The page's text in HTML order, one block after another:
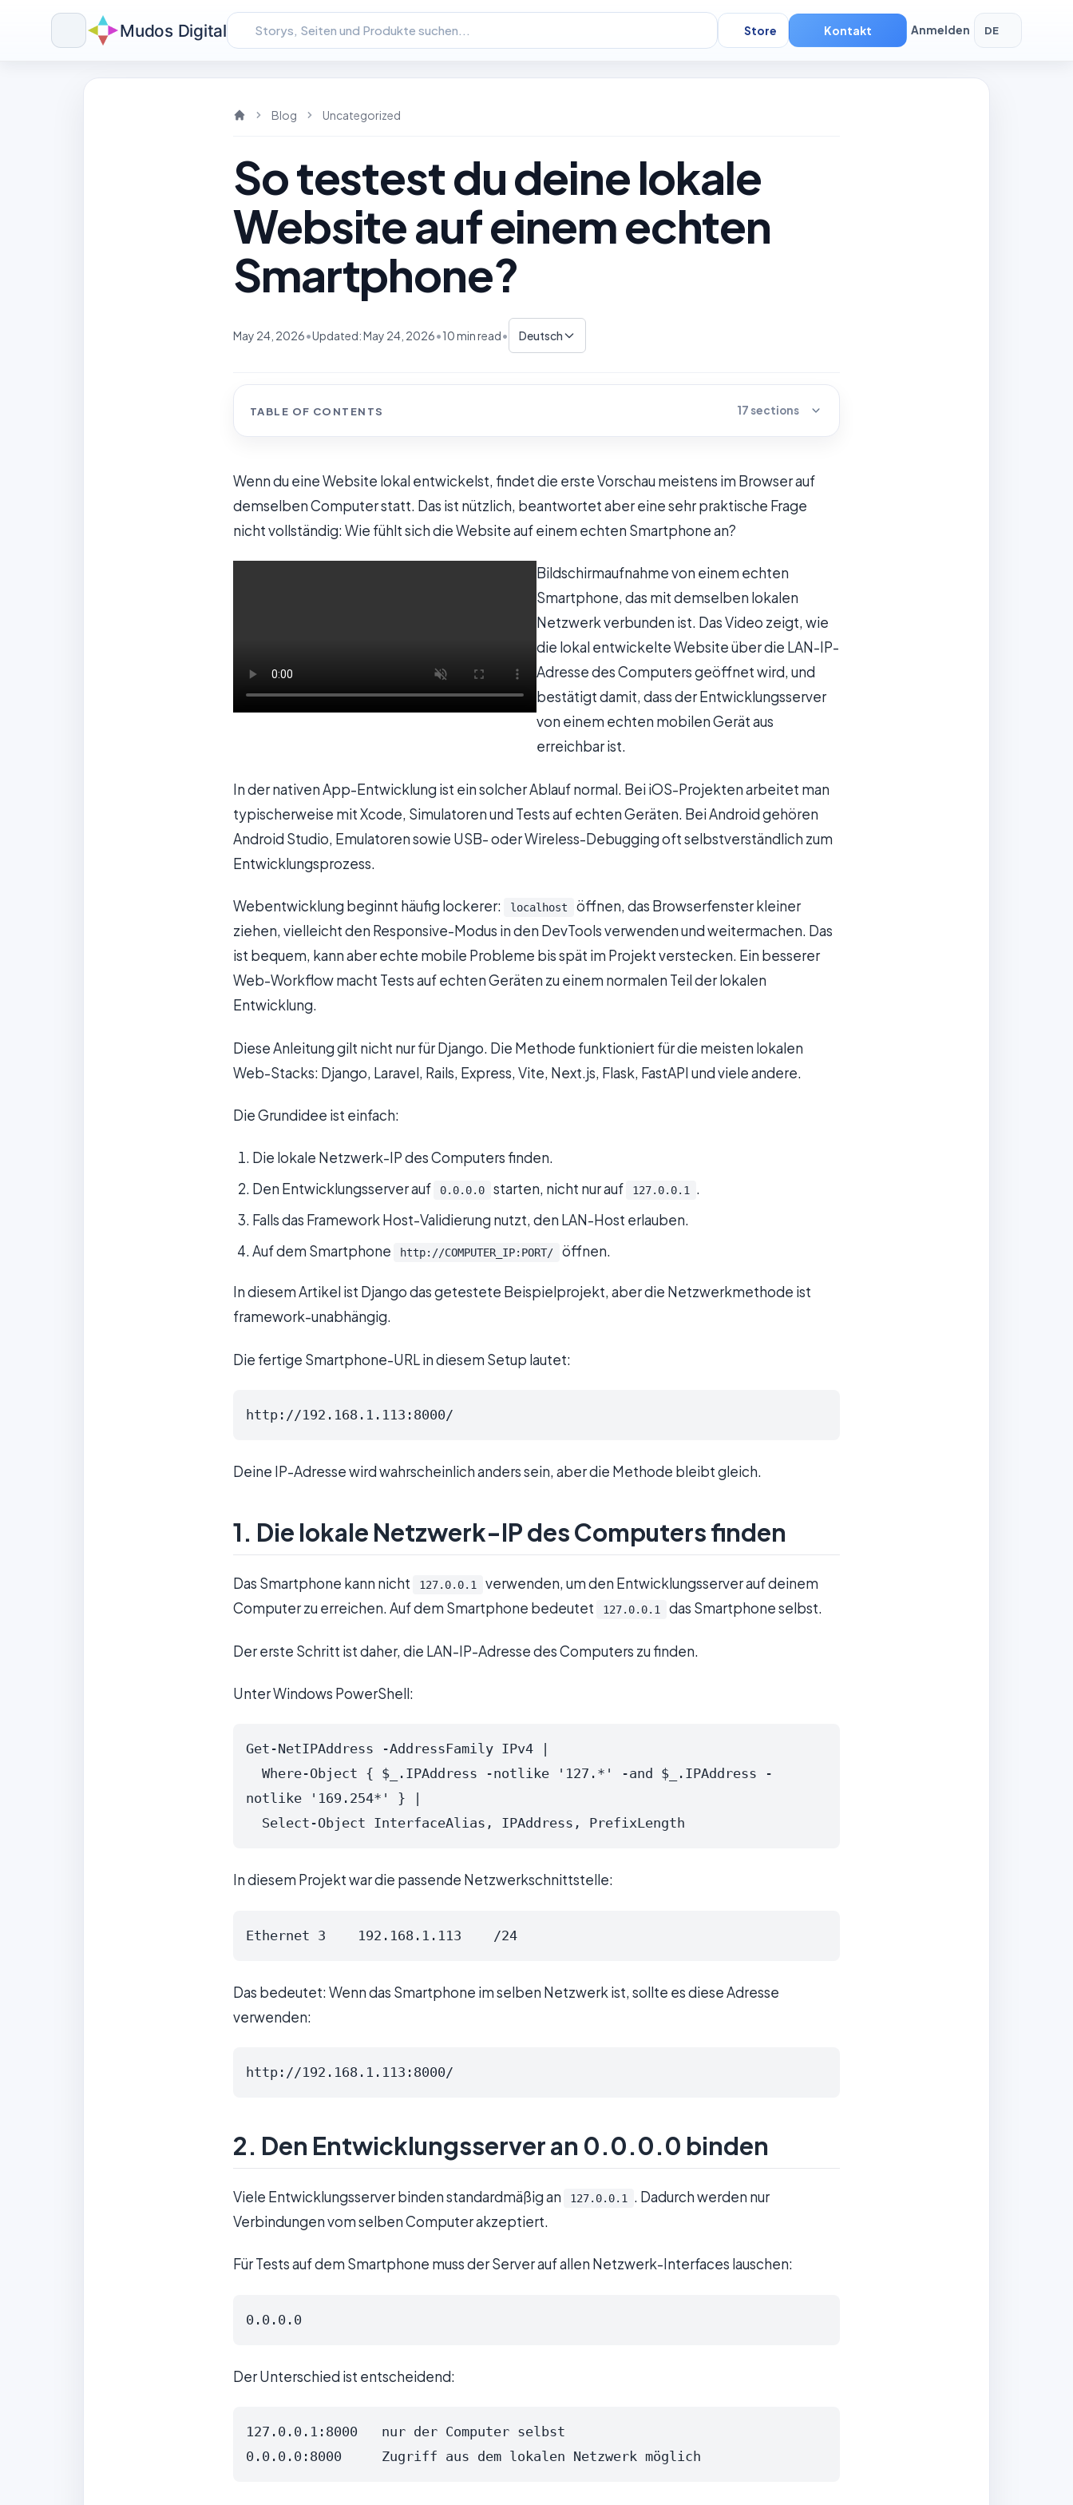
Mudos Digital Store Kontakt Anmelden DE
Blog Uncategorized
So testest du deine lokale
Website auf einem echten
Smartphone?
May 24, 2026•Updated: May 24, 2026•10 min read• Deutsch
TABLE OF CONTENTS 17 sections
Wenn du eine Website lokal entwickelst, findet die erste Vorschau meistens im Browser auf
demselben Computer statt. Das ist nützlich, beantwortet aber eine sehr praktische Frage
nicht vollständig: Wie fühlt sich die Website auf einem echten Smartphone an?
Bildschirmaufnahme von einem echten
Smartphone, das mit demselben lokalen
Netzwerk verbunden ist. Das Video zeigt, wie
die lokal entwickelte Website über die LAN-IP-
Adresse des Computers geöffnet wird, und
bestätigt damit, dass der Entwicklungsserver
von einem echten mobilen Gerät aus
erreichbar ist.
In der nativen App-Entwicklung ist ein solcher Ablauf normal. Bei iOS-Projekten arbeitet man
typischerweise mit Xcode, Simulatoren und Tests auf echten Geräten. Bei Android gehören
Android Studio, Emulatoren sowie USB- oder Wireless-Debugging oft selbstverständlich zum
Entwicklungsprozess.
Webentwicklung beginnt häufig lockerer: localhost
öffnen, das Browserfenster kleiner
ziehen, vielleicht den Responsive-Modus in den DevTools verwenden und weitermachen. Das
ist bequem, kann aber echte mobile Probleme bis spät im Projekt verstecken. Ein besserer
Web-Workflow macht Tests auf echten Geräten zu einem normalen Teil der lokalen
Entwicklung.
Diese Anleitung gilt nicht nur für Django. Die Methode funktioniert für die meisten lokalen
Web-Stacks: Django, Laravel, Rails, Express, Vite, Next.js, Flask, FastAPI und viele andere.
Die Grundidee ist einfach:
Die lokale Netzwerk-IP des Computers finden.
Den Entwicklungsserver auf
0.0.0.0 starten, nicht nur auf 127.0.0.1 .
Falls das Framework Host-Validierung nutzt, den LAN-Host erlauben.
Auf dem Smartphone
http://COMPUTER_IP:PORT/ öffnen.
In diesem Artikel ist Django das getestete Beispielprojekt, aber die Netzwerkmethode ist
framework-unabhängig.
Die fertige Smartphone-URL in diesem Setup lautet:
http://192.168.1.113:8000/
Deine IP-Adresse wird wahrscheinlich anders sein, aber die Methode bleibt gleich.
1. Die lokale Netzwerk-IP des Computers finden
Das Smartphone kann nicht 127.0.0.1
verwenden, um den Entwicklungsserver auf deinem
Computer zu erreichen. Auf dem Smartphone bedeutet
127.0.0.1 das Smartphone selbst.
Der erste Schritt ist daher, die LAN-IP-Adresse des Computers zu finden.
Unter Windows PowerShell:
Get-NetIPAddress -AddressFamily IPv4 |
notlike '169.254*' } |
  Select-Object InterfaceAlias, IPAddress, PrefixLength
In diesem Projekt war die passende Netzwerkschnittstelle:
Ethernet 3    192.168.1.113    /24
Das bedeutet: Wenn das Smartphone im selben Netzwerk ist, sollte es diese Adresse
verwenden:
http://192.168.1.113:8000/
2. Den Entwicklungsserver an 0.0.0.0 binden
Viele Entwicklungsserver binden standardmäßig an 127.0.0.1
. Dadurch werden nur
Verbindungen vom selben Computer akzeptiert.
Für Tests auf dem Smartphone muss der Server auf allen Netzwerk-Interfaces lauschen:
0.0.0.0
Der Unterschied ist entscheidend:
127.0.0.1:8000   nur der Computer selbst
0.0.0.0:8000     Zugriff aus dem lokalen Netzwerk möglich